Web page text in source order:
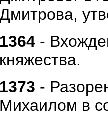
1364 -
княжества.
1373 -
Михаилом в